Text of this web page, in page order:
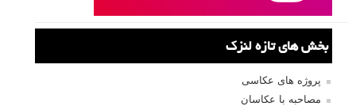
بخش های تازه لنزک
پروژه های عکاسی
مصاحبه با عکاسان